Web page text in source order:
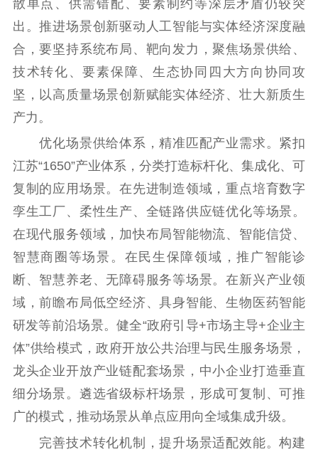
散单点、供需错配、要素制约等深层矛盾仍较突
出。推进场景创新驱动人工智能与实体经济深度融
合，要坚持系统布局、靶向发力，聚焦场景供给、
技术转化、要素保障、生态协同四大方向协同攻
坚，以高质量场景创新赋能实体经济、壮大新质生
产力。
优化场景供给体系，精准匹配产业需求。紧扣
江苏“1650”产业体系，分类打造标杆化、集成化、可
复制的应用场景。在先进制造领域，重点培育数字
孪生工厂、柔性生产、全链路供应链优化等场景。
在现代服务领域，加快布局智能物流、智能信贷、
智慧商圈等场景。在民生保障领域，推广智能诊
断、智慧养老、无障碍服务等场景。在新兴产业领
域，前瞻布局低空经济、具身智能、生物医药智能
研发等前沿场景。健全“政府引导+市场主导+企业主
体”供给模式，政府开放公共治理与民生服务场景，
龙头企业开放产业链配套场景，中小企业打造垂直
细分场景。遴选省级标杆场景，形成可复制、可推
广的模式，推动场景从单点应用向全域集成升级。
完善技术转化机制，提升场景适配效能。构建